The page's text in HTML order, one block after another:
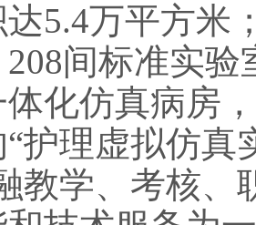
5.4万平方米
间标准实验
化仿真病房
护理虚拟仿真
教学、考核、